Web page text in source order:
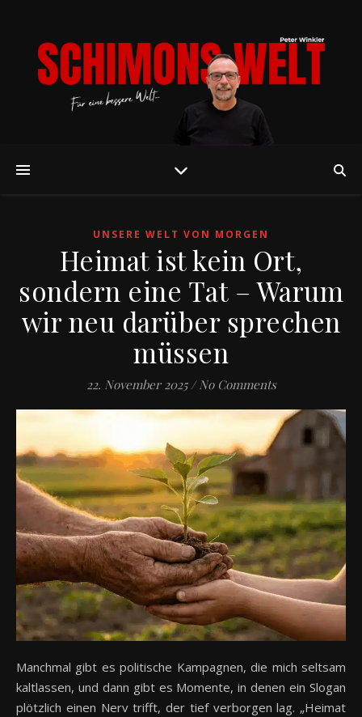
UNSERE WELT VON MORGEN
Heimat ist kein Ort,
sondern eine Tat – Warum
wir neu darüber sprechen
müssen
22. November 2025 / No Comments
Manchmal gibt es politische Kampagnen, die mich seltsam
kaltlassen, und dann gibt es Momente, in denen ein Slogan
plötzlich einen Nerv trifft, der tief verborgen lag. „Heimat